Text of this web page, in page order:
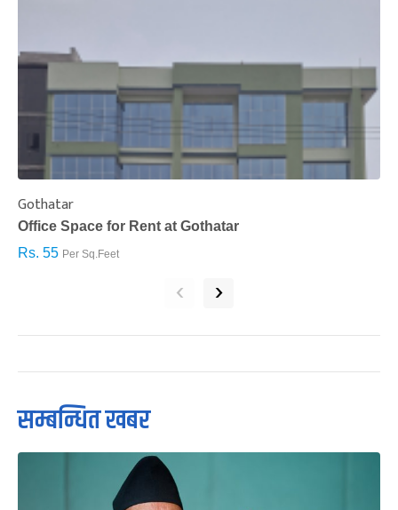
Gothatar
Office Space for Rent at Gothatar
Rs. 55 Per Sq.Feet
‹ ›
सम्बन्धित खबर